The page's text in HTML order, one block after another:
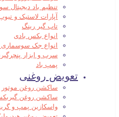
تنظیم باد دیجیتال
آپارات لاستیک و
تاب گیر رینگ
انواع بکس بادی
انواع جک سوسماری
سرب و ابزار
پمپ باد
تعویض روغنی
ساکشن روغن موتور
ساکشن روغن
واسکازین پمپ و